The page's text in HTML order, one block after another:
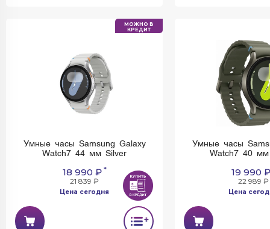
МОЖНО В
КРЕДИТ
Умные часы Samsung Galaxy
Watch7 44 мм Silver
18 990 ₽*
21 839 ₽
Цена сегодня
Умные часы
Watch7 40 мм
19 990 ₽
22 989 ₽
Цена